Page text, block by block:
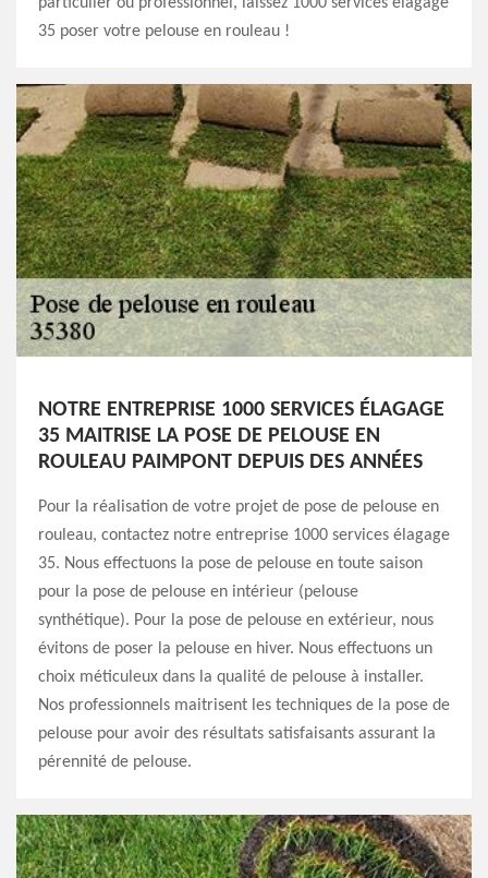
particulier ou professionnel, laissez 1000 services élagage
35 poser votre pelouse en rouleau !
NOTRE ENTREPRISE 1000 SERVICES ÉLAGAGE
35 MAITRISE LA POSE DE PELOUSE EN
ROULEAU PAIMPONT DEPUIS DES ANNÉES
Pour la réalisation de votre projet de pose de pelouse en
rouleau, contactez notre entreprise 1000 services élagage
35. Nous effectuons la pose de pelouse en toute saison
pour la pose de pelouse en intérieur (pelouse
synthétique). Pour la pose de pelouse en extérieur, nous
évitons de poser la pelouse en hiver. Nous effectuons un
choix méticuleux dans la qualité de pelouse à installer.
Nos professionnels maitrisent les techniques de la pose de
pelouse pour avoir des résultats satisfaisants assurant la
pérennité de pelouse.